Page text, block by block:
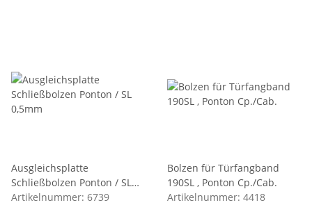
Ausgleichsplatte
Schließbolzen Ponton / SL
0,5mm
Artikelnummer: 6739
Bolzen für Türfangband
190SL , Ponton Cp./Cab.
Artikelnummer: 4418